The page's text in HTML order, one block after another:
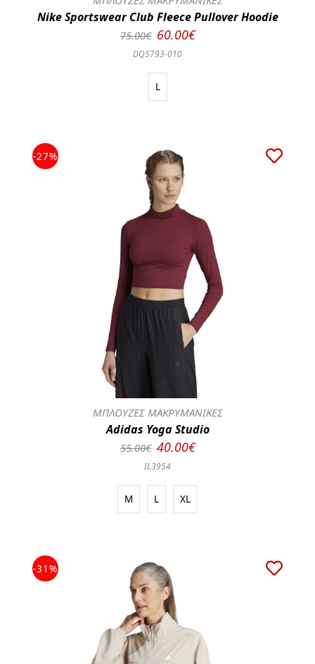
Nike Sportswear Club Fleece Pullover Hoodie
75.00€ 60.00€
DQ5793-010
L
-27%
ΜΠΛΟΥΖΕΣ ΜΑΚΡΥΜΑΝΙΚΕΣ
Adidas Yoga Studio
55.00€ 40.00€
IL3954
M L XL
-31%